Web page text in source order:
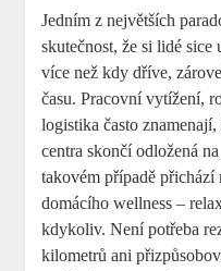
Jedním z největších
skutečnost, že si lidé
více než kdy dříve,
času. Pracovní vytížení,
logistika často
centra skončí odložená
takovém případě
domácího wellness –
kdykoliv. Není potřeba
kilometrů ani